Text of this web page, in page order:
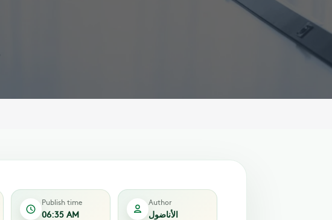
Publish time
06:35 AM
Author
الأناضول